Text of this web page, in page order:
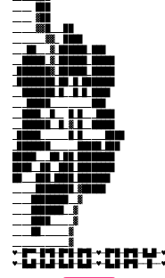
____ ▓██
_____▓▓█___██
_______▓▓_ ████
___██___▓_██████_███
__█████_▓_██████_█████
_███████▓_██████_█████
__██████__█_▓_█__█████
_____████████_▓█████
____████████__▓
____███████__▓
____████_____▓
____██______▓
____________▓
♥─█▀▀─█▀█─█▀█─█▀█─♥─█▀█─█▀█─█▄█─♥